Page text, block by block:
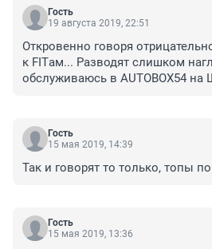
Гость
19 августа 2019, 22:51
Откровенно говоря
к FITам... Разводят слишком
обслуживаюсь в AUTOBOX54 на
Гость
15 мая 2019, 14:39
Так и говорят то только, топы
Гость
15 мая 2019, 13:36